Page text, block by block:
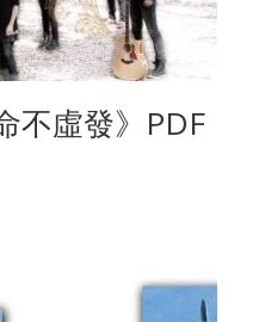
不虛發》PDF